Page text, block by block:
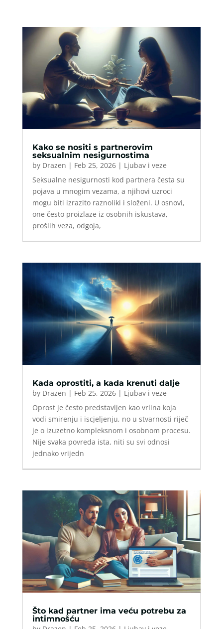
Kako se nositi s partnerovim
seksualnim nesigurnostima
by Drazen | Feb 25, 2026| Ljubav i veze
Seksualne nesigurnosti kod partnera česta su
pojava u mnogim vezama, a njihovi uzroci
mogu biti izrazito raznoliki i složeni. U osnovi,
one često proizlaze iz osobnih iskustava,
prošlih veza, odgoja,
Kada oprostiti, a kada krenuti dalje
by Drazen | Feb 25, 2026| Ljubav i veze
Oprost je često predstavljen kao vrlina koja
vodi smirenju i iscjeljenju, no u stvarnosti riječ
je o izuzetno kompleksnom i osobnom procesu.
Nije svaka povreda ista, niti su svi odnosi
jednako vrijedn
Što kad partner ima veću potrebu za
intimnošću